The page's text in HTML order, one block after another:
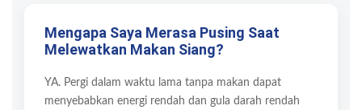
Mengapa Saya Merasa Pusing Saat
Melewatkan Makan Siang?
YA. Pergi dalam waktu lama tanpa makan dapat
menyebabkan energi rendah dan gula darah rendah